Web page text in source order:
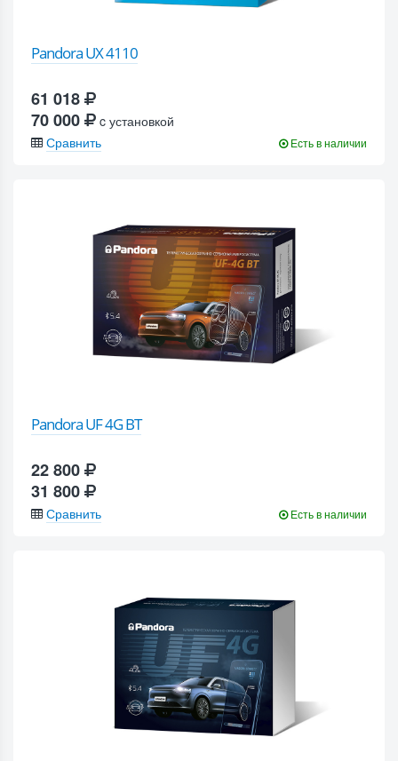
Pandora UX 4110
61 018
70 000
c установкой
Сравнить
Есть в наличии
Pandora UF 4G BT
22 800
31 800
Сравнить Есть в наличии